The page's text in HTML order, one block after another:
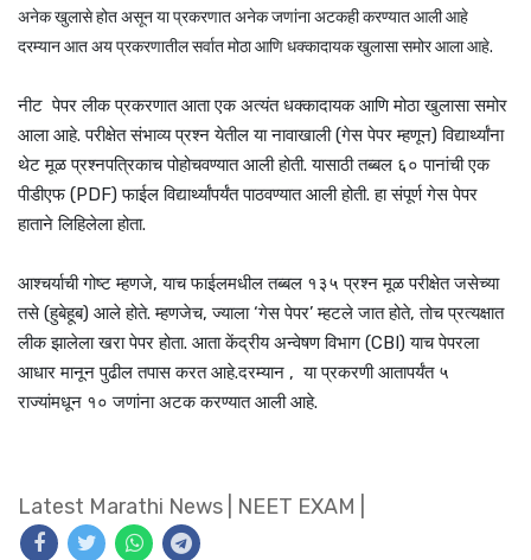
अनेक खुलासे होत असून या प्रकरणात अनेक जणांना अटकही करण्यात आली आहे
दरम्यान आत अय प्रकरणातील सर्वात मोठा आणि धक्कादायक खुलासा समोर आला आहे.
नीट पेपर लीक प्रकरणात आता एक अत्यंत धक्कादायक आणि मोठा खुलासा समोर
आला आहे. परीक्षेत संभाव्य प्रश्न येतील या नावाखाली (गेस पेपर म्हणून) विद्यार्थ्यांना
थेट मूळ प्रश्नपत्रिकाच पोहोचवण्यात आली होती. यासाठी तब्बल ६० पानांची एक
पीडीएफ (PDF) फाईल विद्यार्थ्यांपर्यंत पाठवण्यात आली होती. हा संपूर्ण गेस पेपर
हाताने लिहिलेला होता.
आश्चर्याची गोष्ट म्हणजे, याच फाईलमधील तब्बल १३५ प्रश्न मूळ परीक्षेत जसेच्या
तसे (हुबेहूब) आले होते. म्हणजेच, ज्याला ‘गेस पेपर’ म्हटले जात होते, तोच प्रत्यक्षात
लीक झालेला खरा पेपर होता. आता केंद्रीय अन्वेषण विभाग (CBI) याच पेपरला
आधार मानून पुढील तपास करत आहे.दरम्यान , या प्रकरणी आतापर्यंत ५
राज्यांमधून १० जणांना अटक करण्यात आली आहे.
Latest Marathi News NEET EXAM